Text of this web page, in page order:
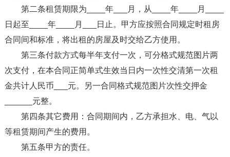
第二条租赁期限为____年___月，从____年____月____
日起至____年____月___日止。甲方应按照合同规定时租房
合同间和标准，将出租的房屋及时交给乙方使用。
第三条付款方式每半年支付一次，可分格式规范图片两
次支付，在本合同正简单式生效当日内一次性交清第一次租
金共计人民币___元。另一合同格式规范图片次性交押金
______元整。
第四条其它费用：合同期间内，乙方承担水、电、气以
等租赁期间产生的费用。
第五条甲方的责任。